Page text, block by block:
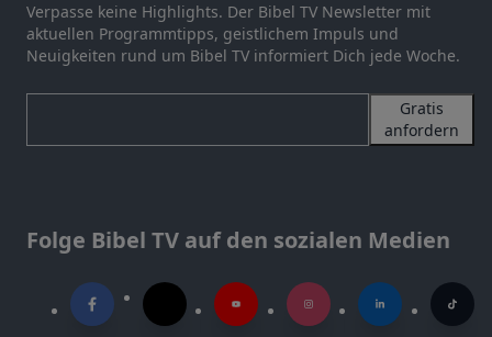
Verpasse keine Highlights. Der Bibel TV Newsletter mit
aktuellen Programmtipps, geistlichem Impuls und
Neuigkeiten rund um Bibel TV informiert Dich jede Woche.
Gratis
anfordern
Folge Bibel TV auf den sozialen Medien